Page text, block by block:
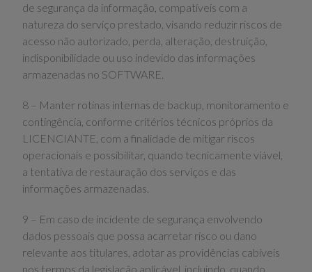
de segurança da informação, compatíveis com a
natureza do serviço prestado, visando reduzir riscos de
acesso não autorizado, perda, alteração, destruição,
indisponibilidade ou uso indevido das informações
armazenadas no SOFTWARE.
8 – Manter rotinas internas de backup, monitoramento e
contingência, conforme critérios técnicos próprios da
LICENCIANTE, com a finalidade de mitigar riscos
operacionais e possibilitar, quando tecnicamente viável,
a tentativa de restauração dos serviços e das
informações armazenadas.
9 – Em caso de incidente de segurança envolvendo
dados pessoais que possa acarretar risco ou dano
relevante aos titulares, adotar as providências cabíveis
nos termos da legislação aplicável, incluindo, quando